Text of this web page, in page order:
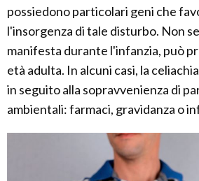
possiedono particolari geni che
l'insorgenza di tale disturbo. Non
manifesta durante l'infanzia, può
età adulta. In alcuni casi, la
in seguito alla sopravvenienza di
ambientali: farmaci, gravidanza o